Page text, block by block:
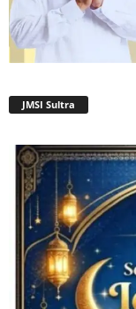
JMSI Sultra